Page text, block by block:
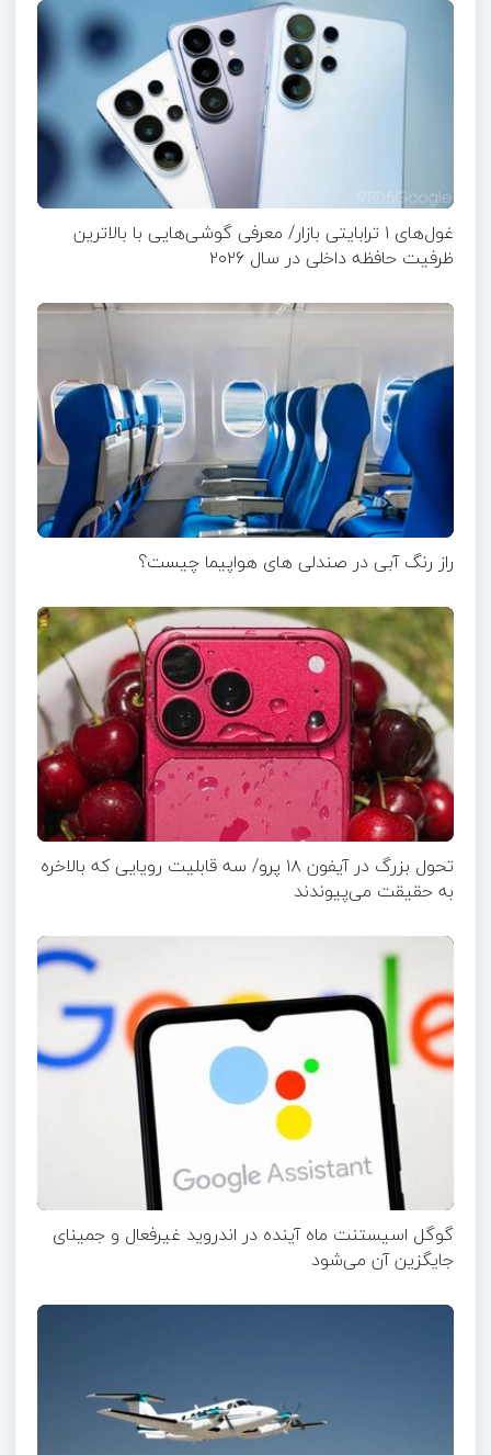
غول‌های ۱ ترابایتی بازار/ معرفی گوشی‌هایی با بالاترین
ظرفیت حافظه داخلی در سال ۲۰۲۶
راز رنگ آبی در صندلی های هواپیما چیست؟
تحول بزرگ در آیفون ۱۸ پرو/ سه قابلیت رویایی که بالاخره
به حقیقت می‌پیوندند
گوگل اسیستنت ماه آینده در اندروید غیرفعال و جمینای
جایگزین آن می‌شود